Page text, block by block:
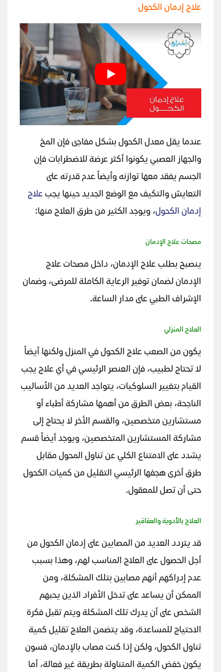
علاج إدمان الكحول
عندما يقل معدل الكحول بشكل مفاجئ فإن المخ
والجهاز العصبي يكونوا أكثر عرضة للاضطرابات فإن
الجسم يفقد معها توازنه وأيضاً عدم قدرته على
التعايش والتكيف مع الوضع الجديد حينها يجبعلاج
إدمان الكحول، ويوجد الكثير من طرق العلاج منها:
مصحات علاج الإدمان
ينصبح بطلب علاج الإدمان، داخل مصحات علاج
الإدمان لضمان توفير الرعاية الكاملة للمرضى، وضمان
الإشراف الطبي على مدار الساعة.
العلاج المنزلي
يكون من الصعب علاج الكحول في المنزل ولكنها أيضاً
لا تحتاج لطبيب، فإن العنصر الرئيسي في أي علاج يجب
القيام بتغيير السلوكيات، يتواجد العديد من الأساليب
الناجحة، بعض الطرق من أهمها مشاركة أطباء أو
مستشارين متخصصين، والقسم الأخر لا يحتاج إلى
مشاركة المستشارين المتخصصين، ويوجد أيضاً قسم
يشدد على الامتناع الكلي عن تناول المحول مقابل
طرق أخرى هجفها الرئيسي التقليل من كميات الكحول
حتى أن تصل للمعقول.
العلاج بالأدوية والعقاقير
قد يتردد العديد من المصابين على إدمان الكحول من
أجل الحصول على العلاج المناسب لهم، وهذا بسبب
عدم إدراكهم أنهم مصابين بتلك المشكلة، ومن
الممكن أن يساعد على تدخل الأفراد الذين يحبهم
الشخص على أن يدرك تلك المشكلة ويتم تقبل فكرة
الاحتياج للمساعدة، وقد يتضمن العلاج تقليل كمية
تناول الكحول، ولكن إذا كنت مصاب بالإدمان، فسون
يكون خفض الكمية المتناولة بطريقة غير فعالة، أما